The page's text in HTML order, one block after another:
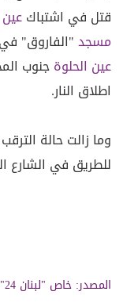
قتل في اشتباك
مسجد"الفاروق"
عين الحلوةجنوب
اطلاق النار.
وما زالت حالة
للطريق في الشارع
المصدر: خاص "لبنان 24"